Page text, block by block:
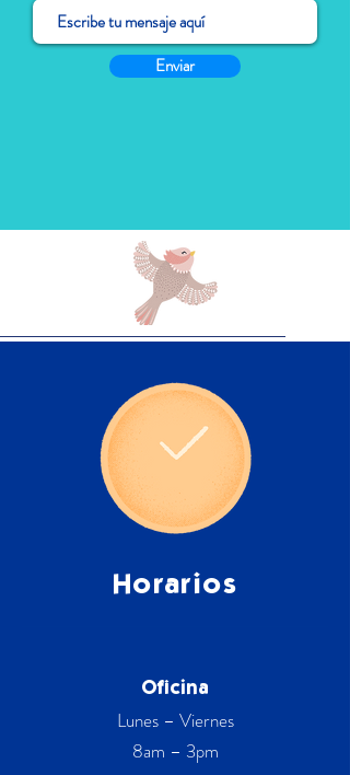
Enviar
Horarios
Oficina
Lunes – Viernes
8am – 3pm